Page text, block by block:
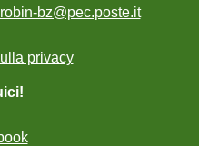
robin-bz@pec.poste.it
privacy